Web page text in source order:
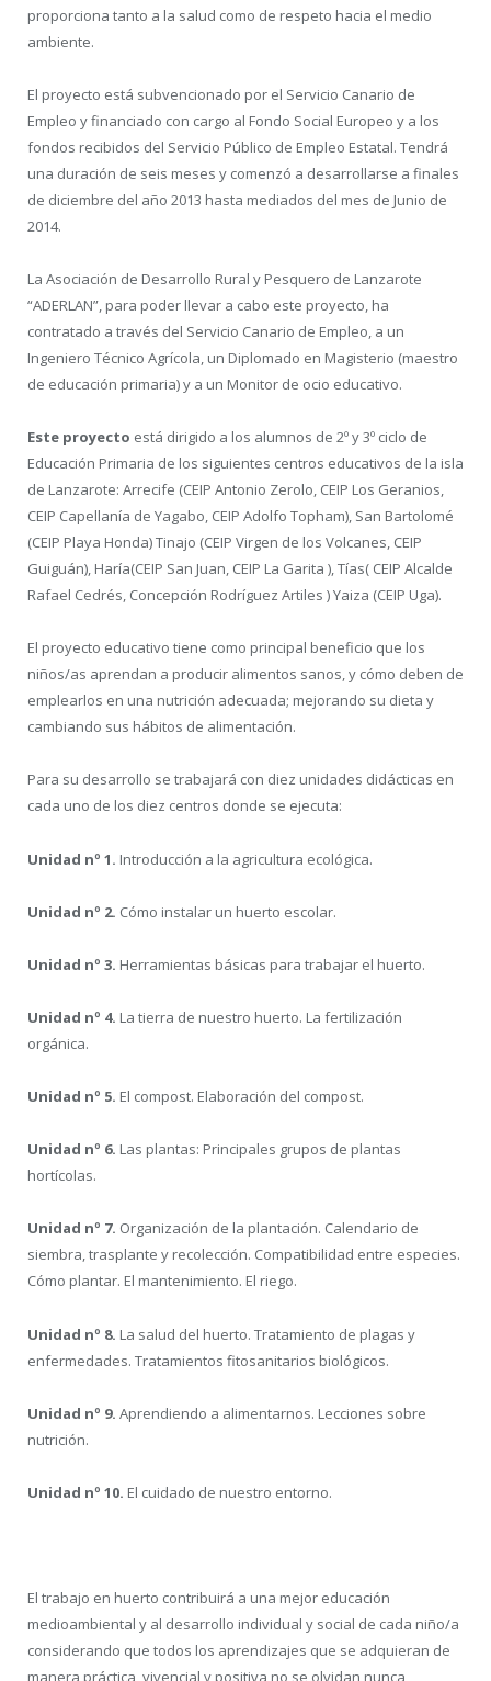
proporciona tanto a la salud como de respeto hacia el medio
ambiente.
El proyecto está subvencionado por el Servicio Canario de
Empleo y financiado con cargo al Fondo Social Europeo y a los
fondos recibidos del Servicio Público de Empleo Estatal. Tendrá
una duración de seis meses y comenzó a desarrollarse a finales
de diciembre del año 2013 hasta mediados del mes de Junio de
2014.
La Asociación de Desarrollo Rural y Pesquero de Lanzarote
“ADERLAN”, para poder llevar a cabo este proyecto, ha
contratado a través del Servicio Canario de Empleo, a un
Ingeniero Técnico Agrícola, un Diplomado en Magisterio (maestro
de educación primaria) y a un Monitor de ocio educativo.
Este proyecto está dirigido a los alumnos de 2º y 3º ciclo de
Educación Primaria de los siguientes centros educativos de la isla
de Lanzarote: Arrecife (CEIP Antonio Zerolo, CEIP Los Geranios,
CEIP Capellanía de Yagabo, CEIP Adolfo Topham), San Bartolomé
(CEIP Playa Honda) Tinajo (CEIP Virgen de los Volcanes, CEIP
Guiguán), Haría(CEIP San Juan, CEIP La Garita ), Tías( CEIP Alcalde
Rafael Cedrés, Concepción Rodríguez Artiles ) Yaiza (CEIP Uga).
El proyecto educativo tiene como principal beneficio que los
niños/as aprendan a producir alimentos sanos, y cómo deben de
emplearlos en una nutrición adecuada; mejorando su dieta y
cambiando sus hábitos de alimentación.
Para su desarrollo se trabajará con diez unidades didácticas en
cada uno de los diez centros donde se ejecuta:
Unidad nº 1. Introducción a la agricultura ecológica.
Unidad nº 2. Cómo instalar un huerto escolar.
Unidad nº 3. Herramientas básicas para trabajar el huerto.
Unidad nº 4. La tierra de nuestro huerto. La fertilización
orgánica.
Unidad nº 5. El compost. Elaboración del compost.
Unidad nº 6. Las plantas: Principales grupos de plantas
hortícolas.
Unidad nº 7. Organización de la plantación. Calendario de
siembra, trasplante y recolección. Compatibilidad entre especies.
Cómo plantar. El mantenimiento. El riego.
Unidad nº 8. La salud del huerto. Tratamiento de plagas y
enfermedades. Tratamientos fitosanitarios biológicos.
Unidad nº 9. Aprendiendo a alimentarnos. Lecciones sobre
nutrición.
Unidad nº 10. El cuidado de nuestro entorno.
El trabajo en huerto contribuirá a una mejor educación
medioambiental y al desarrollo individual y social de cada niño/a
considerando que todos los aprendizajes que se adquieran de
manera práctica, vivencial y positiva no se olvidan nunca,